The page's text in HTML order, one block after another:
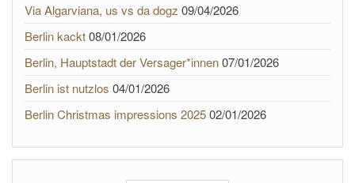
Via Algarviana, us vs da dogz 09/04/2026
Berlin kackt08/01/2026
Berlin, Hauptstadt der Versager*innen07/01/2026
Berlin ist nutzlos 04/01/2026
Berlin Christmas impressions 202502/01/2026